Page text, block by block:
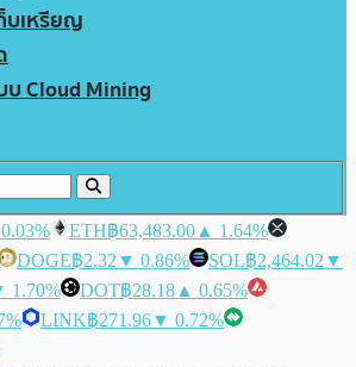
บเหรียญ
บ Cloud Mining
ETH฿63,483.00 ▲ 1.64%
DOGE฿2.32 ▼ 0.86% SOL฿2,464.02 ▼
1.70% DOT฿28.18 ▲ 0.65%
LINK฿271.96▼ 0.72%